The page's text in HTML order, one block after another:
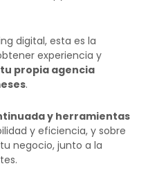
digital, esta es la
experiencia y
propia agencia
.
y herramientas
y eficiencia, y sobre
negocio, junto a la